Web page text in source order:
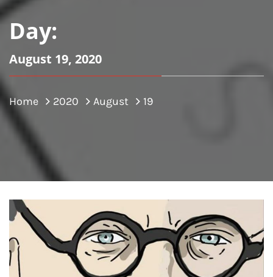
Day:
August 19, 2020
Home 2020 August 19